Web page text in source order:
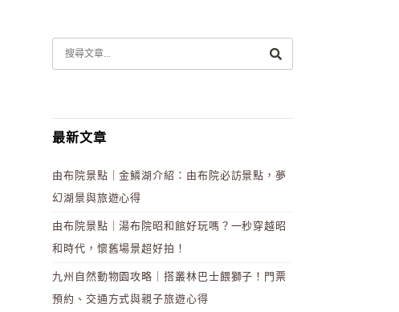
最新文章
由布院景點｜金鱗湖介紹：由布院必訪景點，夢
幻湖景與旅遊心得
由布院景點｜湯布院昭和館好玩嗎？一秒穿越昭
和時代，懷舊場景超好拍！
九州自然動物園攻略｜搭叢林巴士餵獅子！門票
預約、交通方式與親子旅遊心得